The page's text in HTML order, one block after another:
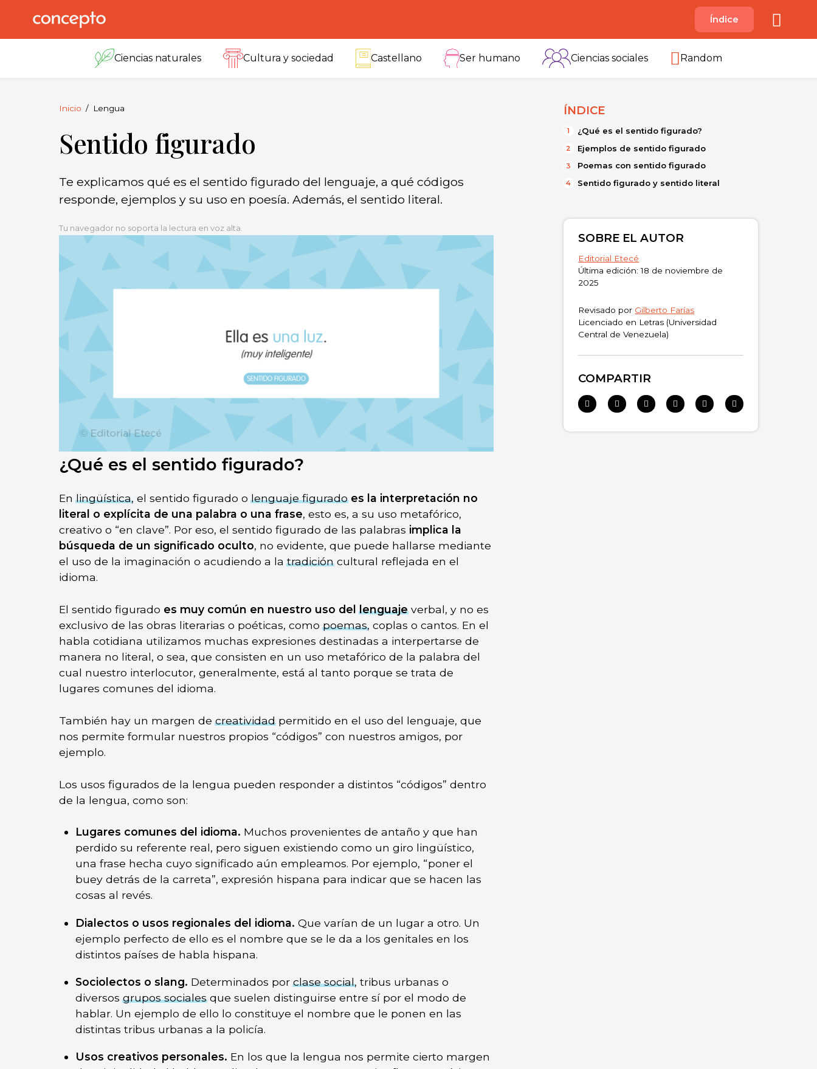
reservados.
B C
Índice
Ciencias naturales Cultura y sociedad Castellano Ser humano Ciencias sociales Random
Inicio Lengua
Sentido figurado
Te explicamos qué es el sentido figurado del lenguaje, a qué códigos
responde, ejemplos y su uso en poesía. Además, el sentido literal.
Tu navegador no soporta la lectura en voz alta.
¿Qué es el sentido figurado?
Enlingüística, el sentido figurado olenguaje figurado es la interpretación no
literal o explícita de una palabra o una frase, esto es, a su uso metafórico,
creativo o “en clave”. Por eso, el sentido figurado de las palabras implica la
búsqueda de un significado oculto, no evidente, que puede hallarse mediante
el uso de la imaginación o acudiendo a latradicióncultural reflejada en el
idioma.
El sentido figurado es muy común en nuestro uso dellenguajeverbal, y no es
exclusivo de las obras literarias o poéticas, comopoemas, coplas o cantos. En el
habla cotidiana utilizamos muchas expresiones destinadas a interpertarse de
manera no literal, o sea, que consisten en un uso metafórico de la palabra del
cual nuestro interlocutor, generalmente, está al tanto porque se trata de
lugares comunes del idioma.
También hay un margen decreatividadpermitido en el uso del lenguaje, que
nos permite formular nuestros propios “códigos” con nuestros amigos, por
ejemplo.
Los usos figurados de la lengua pueden responder a distintos “códigos” dentro
de la lengua, como son:
Lugares comunes del idioma. Muchos provenientes de antaño y que han
perdido su referente real, pero siguen existiendo como un giro lingüístico,
una frase hecha cuyo significado aún empleamos. Por ejemplo, “poner el
buey detrás de la carreta”, expresión hispana para indicar que se hacen las
cosas al revés.
Dialectos o usos regionales del idioma. Que varían de un lugar a otro. Un
ejemplo perfecto de ello es el nombre que se le da a los genitales en los
distintos países de habla hispana.
Sociolectos o slang. Determinados porclase social, tribus urbanas o
diversosgrupos socialesque suelen distinguirse entre sí por el modo de
hablar. Un ejemplo de ello lo constituye el nombre que le ponen en las
distintas tribus urbanas a la policía.
Usos creativos personales. En los que la lengua nos permite cierto margen
ÍNDICE
¿Qué es el sentido figurado?
Ejemplos de sentido figurado
Poemas con sentido figurado
Sentido figurado y sentido literal
SOBRE EL AUTOR
Editorial Etecé
Última edición: 18 de noviembre de
2025
Revisado por Gilberto Farías
Licenciado en Letras (Universidad
Central de Venezuela)
COMPARTIR